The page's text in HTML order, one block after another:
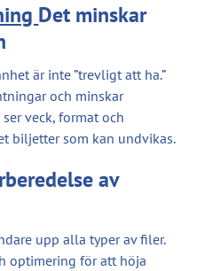
Det minskar
är inte ”trevligt att ha.”
och minskar
veck, format och
biljetter som kan undvikas.
av
upp alla typer av filer.
optimering för att höja